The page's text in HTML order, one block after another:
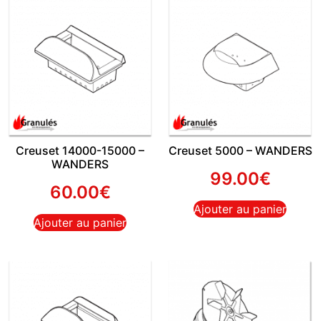
Creuset 14000-15000 –
WANDERS
60.00€
Ajouter au panier
Creuset 5000 – WANDERS
99.00€
Ajouter au panier